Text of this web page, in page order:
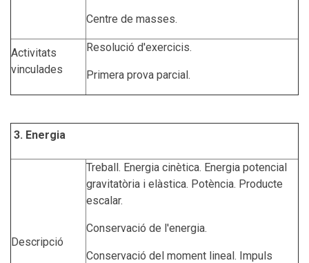
Centre de masses.
Activitats
vinculades
Resolució d'exercicis.
Primera prova parcial.
3. Energia
Descripció
Treball. Energia cinètica. Energia potencial
gravitatòria i elàstica. Potència. Producte
escalar.
Conservació de l'energia.
Conservació del moment lineal. Impuls